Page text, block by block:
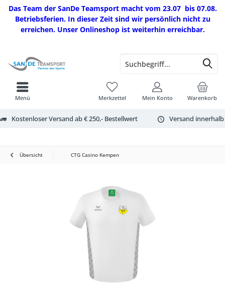
Das Team der SanDe Teamsport macht vom 23.07 bis 07.08.
Betriebsferien. In dieser Zeit sind wir persönlich nicht zu
erreichen. Unser Onlineshop ist weiterhin erreichbar.
Kostenloser Versand ab € 250,- Bestellwert Versand
Warenkorb
Merkzettel Mein Konto
Menü
Übersicht CTG Casino Kempen